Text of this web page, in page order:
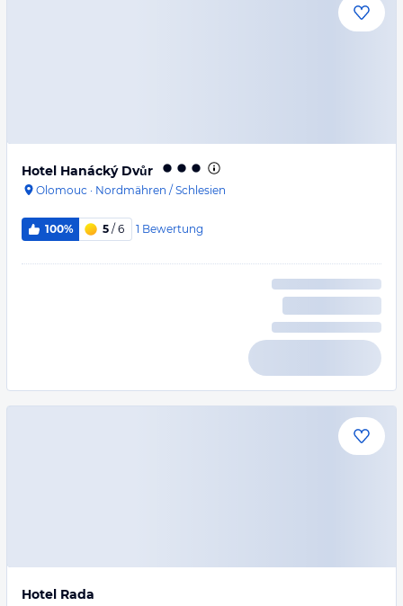
Hotel Hanácký Dvůr
Olomouc · Nordmähren / Schlesien
100% 5 / 6 1 Bewertung
Hotel Rada